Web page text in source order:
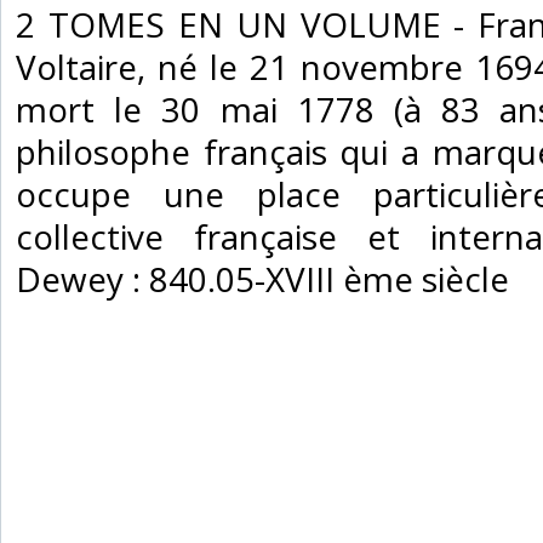
‎2 TOMES EN UN VOLUME -
Voltaire, né le 21 novembre
mort le 30 mai 1778 (à 83
philosophe français qui a
occupe une place
collective française et
Dewey : 840.05-XVIII ème siècle‎